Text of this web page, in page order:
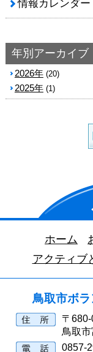
情報カレンダー
年別アーカイブ
2026年(20)
2025年(1)
ホーム
アクティブ
鳥取市ボ
〒
鳥取
0857-